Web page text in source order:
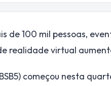
de 100 mil pessoas,
realidade virtual
começou nesta